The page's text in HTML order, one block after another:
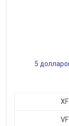
5
XF
VF